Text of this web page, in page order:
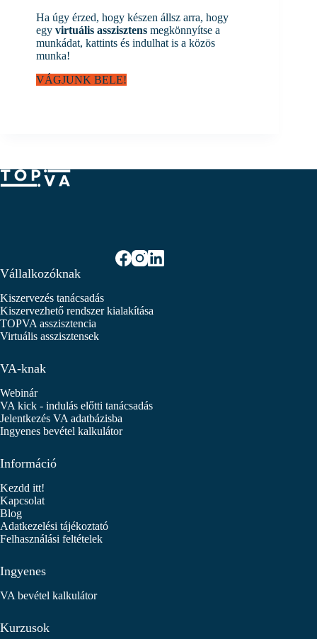
Ha úgy érzed, hogy készen állsz arra, hogy
egy virtuális asszisztens megkönnyítse a
munkádat, kattints és indulhat is a közös
munka!
VÁGJUNK BELE!
Vállalkozóknak
Kiszervezés tanácsadás
Kiszervezhető rendszer kialakítása
TOPVA asszisztencia
Virtuális asszisztensek
VA-knak
Webinár
VA kick - indulás előtti tanácsadás
Jelentkezés VA adatbázisba
Ingyenes bevétel kalkulátor
Információ
Kezdd itt!
Kapcsolat
Blog
Adatkezelési tájékoztató
Felhasználási feltételek
Ingyenes
VA bevétel kalkulátor
Kurzusok